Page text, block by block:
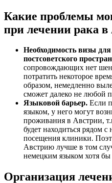
Какие проблемы
при лечении рака
Необходимость визы
постсоветского
сопровождающих нет
потратить некоторое
образом, немедленно
сможет далеко не любой
Языковой барьер. Если
языком, у него могут
проживания в Австрии,
будет находиться рядом
посещения клиники.
Австрию лучше в том
немецким языком хотя бы
Организация